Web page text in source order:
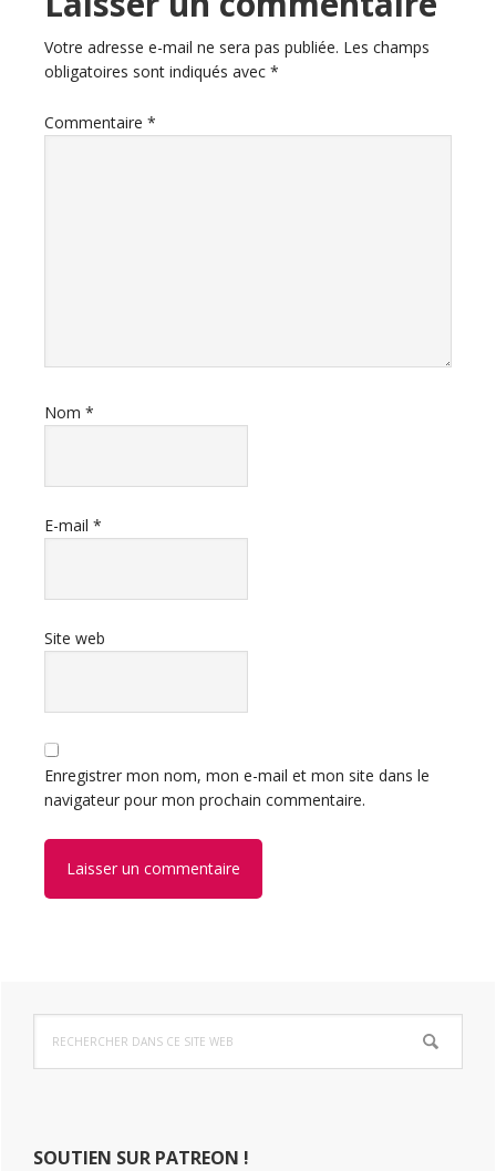
du
lecteur
Votre adresse e-mail ne sera pas publiée. Les champs
obligatoires sont indiqués avec *
Commentaire *
Nom *
E-mail *
Site web
Enregistrer mon nom, mon e-mail et mon site dans le
navigateur pour mon prochain commentaire.
Barre
latérale
dans
ce
SOUTIEN SUR PATREON !